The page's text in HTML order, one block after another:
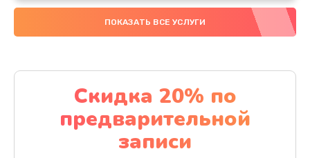
Профилактическая чистка
Заказать
Замена/ремонт платы
1100 руб.
Заказать
ПОКАЗАТЬ ВСЕ УСЛУГИ
Скидка 20% по
предварительной
записи